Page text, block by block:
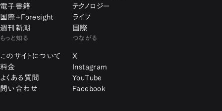
電子書籍
国際+Foresight
週刊新潮
テクノロジー
ライフ
国際
もっと知る
このサイトについて
料金
よくある質問
問い合わせ
つながる
X
Instagram
YouTube
Facebook